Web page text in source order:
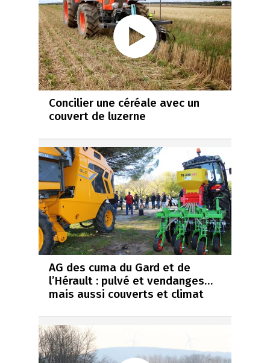
Concilier une céréale avec un
couvert de luzerne
AG des cuma du Gard et de
l’Hérault : pulvé et vendanges…
mais aussi couverts et climat